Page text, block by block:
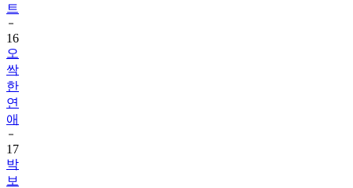
트
16
오
싹
한
연
애
17
박
보